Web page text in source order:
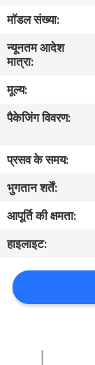
कारखाना
भ्रमण
गुणवत्ता
नियंत्रण
संपर्क
करें
समाचार
मामलों
मॉडल संख्या:
न्यूनतम आदेश
मात्रा:
मूल्य:
पैकेजिंग विवरण:
प्रसव के समय:
भुगतान शर्तें:
आपूर्ति की क्षमता:
हाइलाइट: